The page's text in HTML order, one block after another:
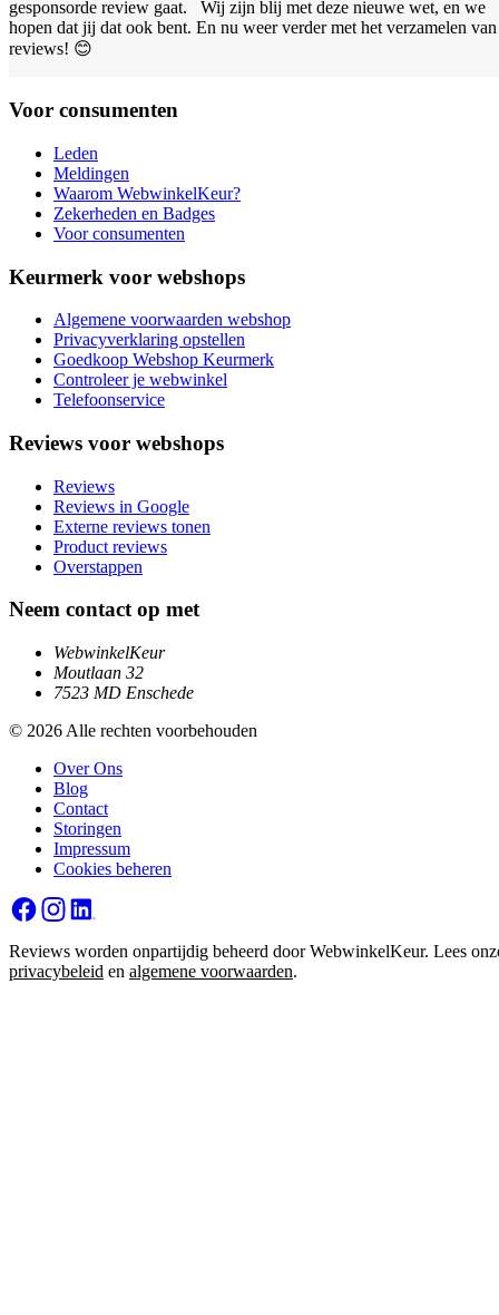
gesponsorde review gaat. Wij zijn blij met deze nieuwe wet, en we
hopen dat jij dat ook bent. En nu weer verder met het verzamelen van
reviews! 😊
Voor consumenten
Leden
Meldingen
Waarom WebwinkelKeur?
Zekerheden en Badges
Voor consumenten
Keurmerk voor webshops
Algemene voorwaarden webshop
Privacyverklaring opstellen
Goedkoop Webshop Keurmerk
Controleer je webwinkel
Telefoonservice
Reviews voor webshops
Reviews
Reviews in Google
Externe reviews tonen
Product reviews
Overstappen
Neem contact op met
WebwinkelKeur
Moutlaan 32
7523 MD Enschede
© 2026 Alle rechten voorbehouden
Over Ons
Blog
Contact
Storingen
Impressum
Cookies beheren
Reviews worden onpartijdig beheerd door WebwinkelKeur. Lees
privacybeleid en algemene voorwaarden.